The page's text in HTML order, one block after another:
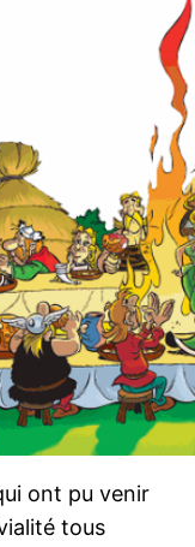
ont pu venir
tous